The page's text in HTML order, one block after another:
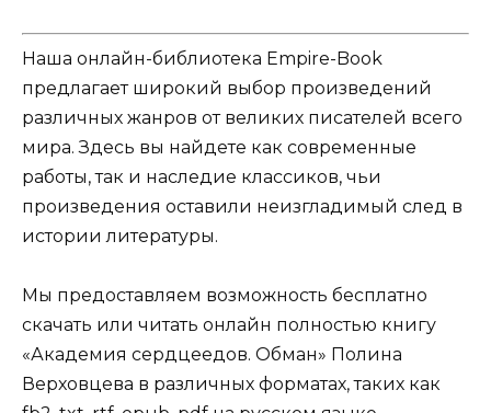
Наша онлайн-библиотека Empire-Book
предлагает широкий выбор произведений
различных жанров от великих писателей всего
мира. Здесь вы найдете как современные
работы, так и наследие классиков, чьи
произведения оставили неизгладимый след в
истории литературы.
Мы предоставляем возможность бесплатно
скачать или читать онлайн полностью книгу
«Академия сердцеедов. Обман» Полина
Верховцева в различных форматах, таких как